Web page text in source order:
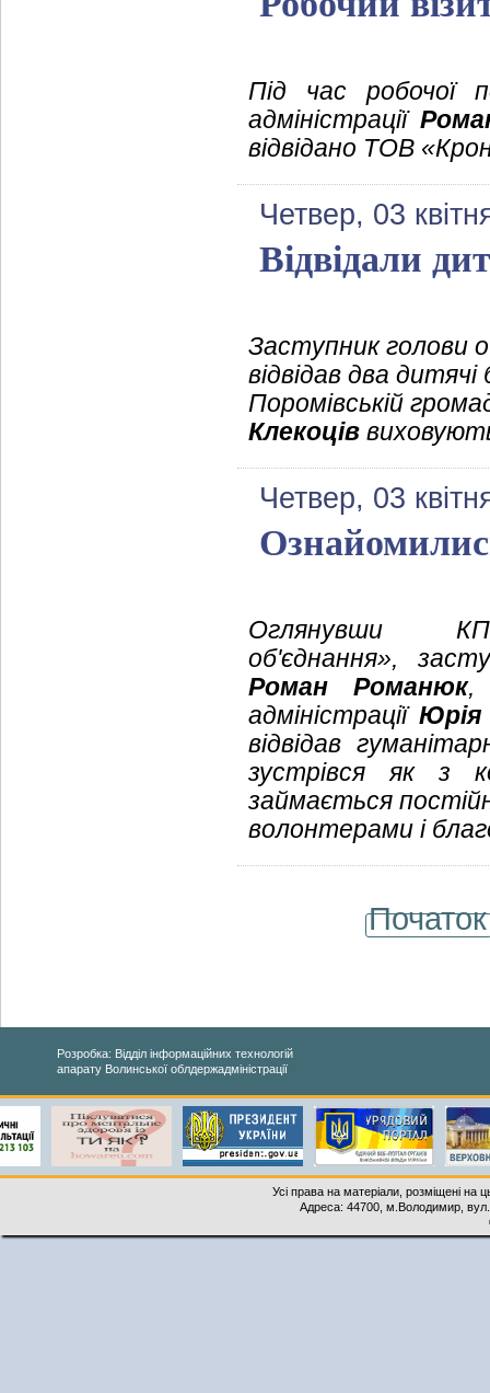
Під час робочої
адміністрації
відвідано ТОВ
Четвер, 03
Відвідали
Заступник голови
відвідав два
Поромівській
Клекоців
Четвер, 03
Оглянувши КП
об'єднання»,
Роман Романюк,
адміністраціїЮрія
відвідав
зустрівся як з
займається
волонтерами і
Початок
Розробка: Відділ інформаційних технологій
апарату Волинської облдержадміністрації
Усі права на матеріали, розміщені на
Адреса: 44700, м.Володимир,